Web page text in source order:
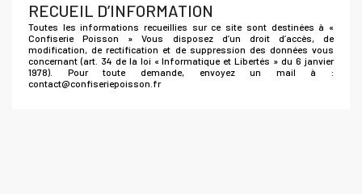
RECUEIL D’INFORMATION
Toutes les informations recueillies sur ce site sont destinées à «
Confiserie Poisson » Vous disposez d’un droit d’accès, de
modification, de rectification et de suppression des données vous
concernant (art. 34 de la loi « Informatique et Libertés » du 6 janvier
1978). Pour toute demande, envoyez un mail à :
contact@confiseriepoisson.fr